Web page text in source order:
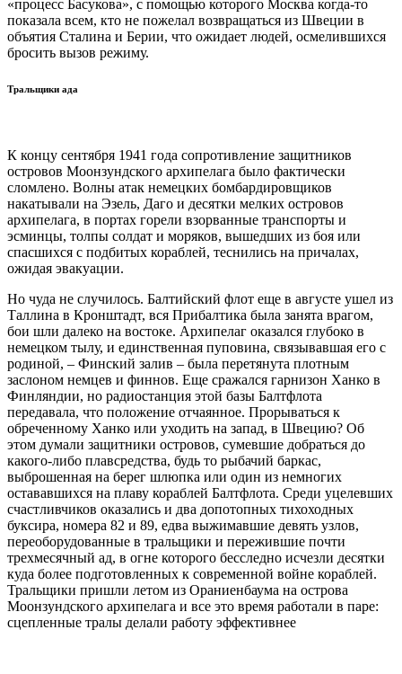
«процесс Басукова», с помощью которого Москва когда-то
показала всем, кто не пожелал возвращаться из Швеции в
объятия Сталина и Берии, что ожидает людей, осмелившихся
бросить вызов режиму.
Тральщики ада
К концу сентября 1941 года сопротивление защитников
островов Моонзундского архипелага было фактически
сломлено. Волны атак немецких бомбардировщиков
накатывали на Эзель, Даго и десятки мелких островов
архипелага, в портах горели взорванные транспорты и
эсминцы, толпы солдат и моряков, вышедших из боя или
спасшихся с подбитых кораблей, теснились на причалах,
ожидая эвакуации.
Но чуда не случилось. Балтийский флот еще в августе ушел из
Таллина в Кронштадт, вся Прибалтика была занята врагом,
бои шли далеко на востоке. Архипелаг оказался глубоко в
немецком тылу, и единственная пуповина, связывавшая его с
родиной, – Финский залив – была перетянута плотным
заслоном немцев и финнов. Еще сражался гарнизон Ханко в
Финляндии, но радиостанция этой базы Балтфлота
передавала, что положение отчаянное. Прорываться к
обреченному Ханко или уходить на запад, в Швецию? Об
этом думали защитники островов, сумевшие добраться до
какого-либо плавсредства, будь то рыбачий баркас,
выброшенная на берег шлюпка или один из немногих
остававшихся на плаву кораблей Балтфлота. Среди уцелевших
счастливчиков оказались и два допотопных тихоходных
буксира, номера 82 и 89, едва выжимавшие девять узлов,
переоборудованные в тральщики и пережившие почти
трехмесячный ад, в огне которого бесследно исчезли десятки
куда более подготовленных к современной войне кораблей.
Тральщики пришли летом из Ораниенбаума на острова
Моонзундского архипелага и все это время работали в паре:
сцепленные тралы делали работу эффективнее